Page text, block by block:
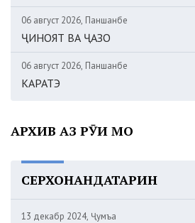
06 август 2026, Панҷшанбе
ҶИНОЯТ ВА ҶАЗО
06 август 2026, Панҷшанбе
КАРАТЭ
АРХИВ АЗ РӮИ МОҲ
СЕРХОНАНДАТАРИН
13 декабр 2024, Ҷумъа